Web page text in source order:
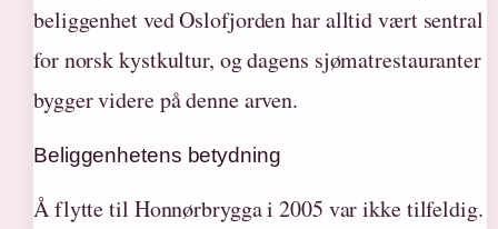
beliggenhet ved Oslofjorden har alltid vært sentral
for norsk kystkultur, og dagens sjømatrestauranter
bygger videre på denne arven.
Beliggenhetens betydning
Å flytte til Honnørbrygga i 2005 var ikke tilfeldig.